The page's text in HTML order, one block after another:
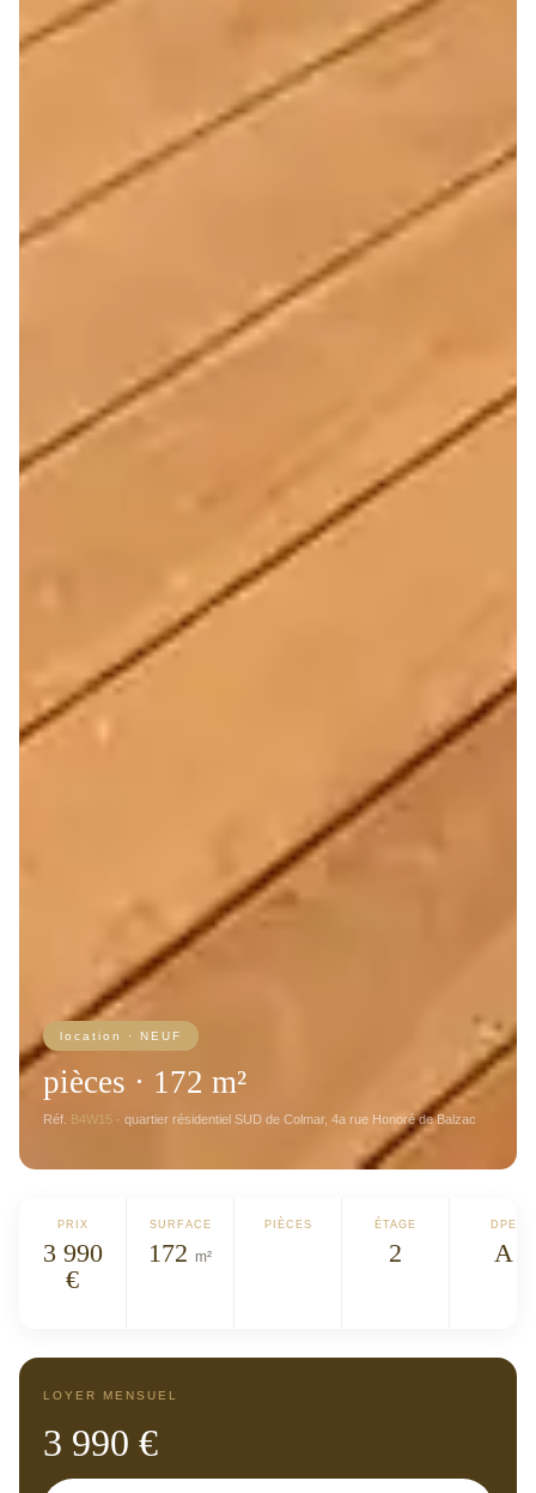
location · NEUF
pièces · 172 m²
Réf. B4W15 · quartier résidentiel SUD de Colmar, 4a rue Honoré de Balzac
PRIX
3 990
€
SURFACE
172 m²
PIÈCES ÉTAGE
2
DPE
A
LOYER MENSUEL
3 990 €